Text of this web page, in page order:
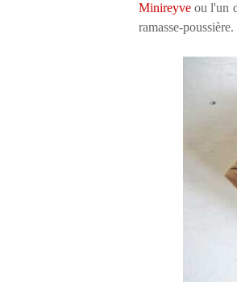
Minireyve ou l'un
ramasse-poussière.